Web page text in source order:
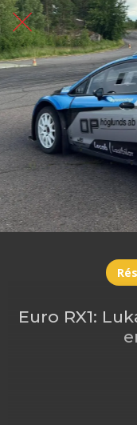
Euro RX1: